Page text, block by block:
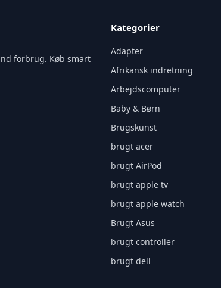
forbrug. Køb smart
Kategorier
Adapter
Afrikansk indretning
Arbejdscomputer
Baby & Børn
Brugskunst
brugt acer
brugt AirPod
brugt apple tv
brugt apple watch
Brugt Asus
brugt controller
brugt dell